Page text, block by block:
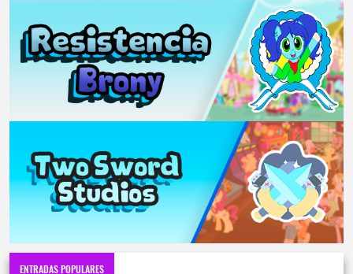
ENTRADAS POPULARES